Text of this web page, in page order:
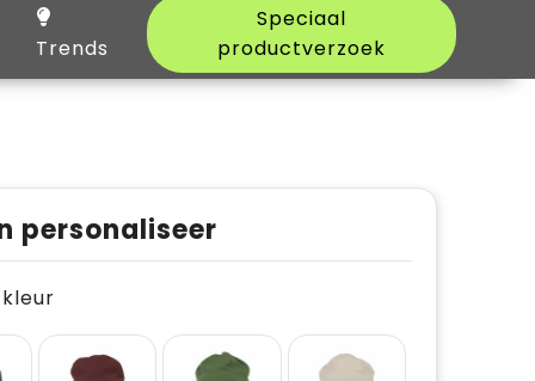
Trends
Speciaal
productverzoek
personaliseer
kleur